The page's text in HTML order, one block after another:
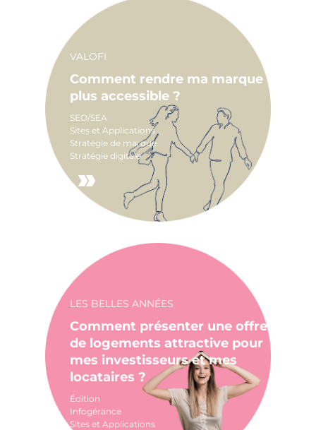
VALOFI
Comment rendre ma marque
plus accessible ?
SEO/SEA
Sites et Applications
Stratégie de marque
Stratégie digitale
LES BELLES ANNÉES
Comment présenter une offre
de logements attractive pour
mes investisseurs et mes
locataires ?
Édition
Infogérance
Sites et Applications